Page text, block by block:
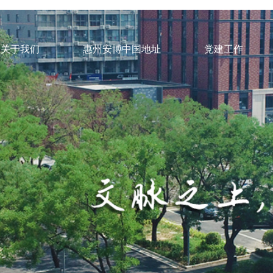
关于我们 惠州安博中国地址 党建工作